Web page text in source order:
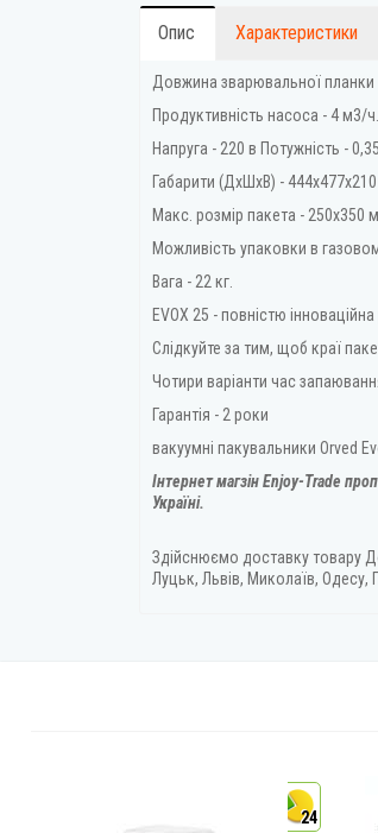
Опис Характеристики
Довжина зварювальної планки
Продуктивність насоса - 4 м3/ч.
Напруга - 220 в Потужність -
Габарити (ДхШхВ) -
Макс. розмір пакета - 250х350
Можливість упаковки в
Вага - 22 кг.
EVOX 25 - повністю
Слідкуйте за тим, щоб краї
Чотири варіанти час
Гарантія - 2 роки
вакуумні пакувальники Orved
Інтернет магзін Enjoy-Trade
Україні.
Здійснюємо доставку товару
Луцьк, Львів, Миколаїв, Одесу,
24